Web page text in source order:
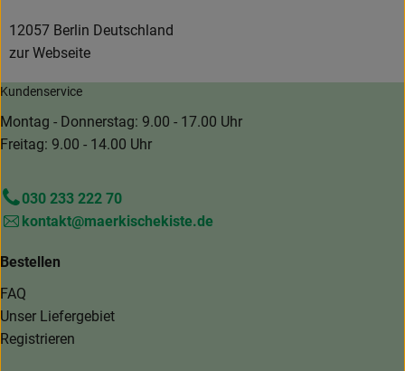
12057 Berlin Deutschland
zur Webseite
Kundenservice
Montag - Donnerstag: 9.00 - 17.00 Uhr
Freitag: 9.00 - 14.00 Uhr
030 233 222 70
kontakt@maerkischekiste.de
Bestellen
FAQ
Unser Liefergebiet
Registrieren